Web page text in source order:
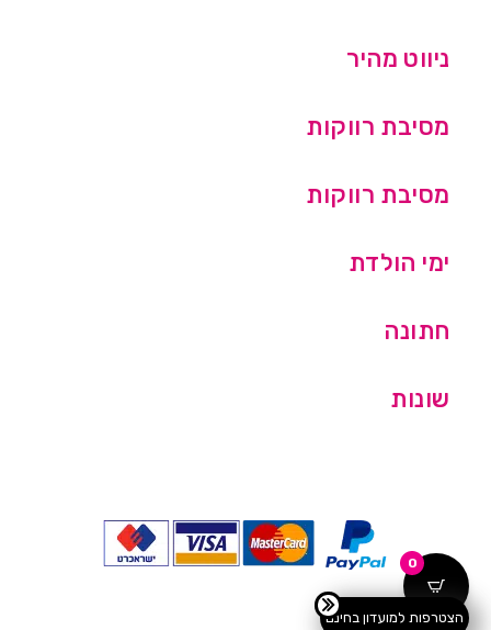
ניווט מהיר
מסיבת רווקות
מסיבת רווקות
ימי הולדת
חתונה
שונות
0
הצטרפות למועדון בחינם